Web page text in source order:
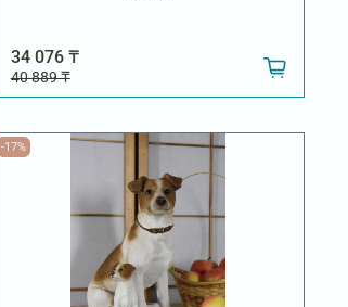
34 076 ₸
40 889 ₸
-17%